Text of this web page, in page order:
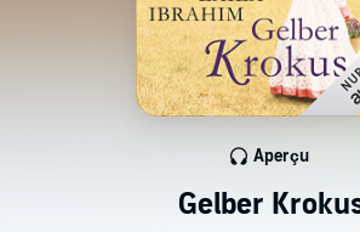
Gelber
Aperçu